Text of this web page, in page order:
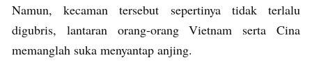
Namun, kecaman tersebut sepertinya tidak terlalu
digubris, lantaran orang-orang Vietnam serta Cina
memanglah suka menyantap anjing.